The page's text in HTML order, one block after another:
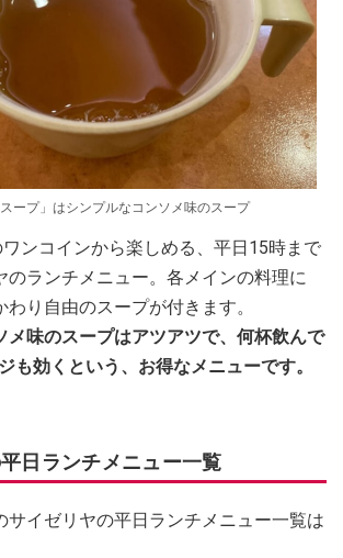
ープ」はシンプルなコンソメ味のスープ
ンコインから楽しめる、平日15時まで
のランチメニュー。各メインの料理に
り自由のスープが付きます。
メ味のスープはアツアツで、何杯飲んで
も効くという、お得なメニューです。
日ランチメニュー一覧
サイゼリヤの平日ランチメニュー一覧は